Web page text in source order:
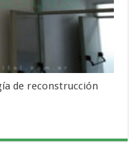
de reconstrucción